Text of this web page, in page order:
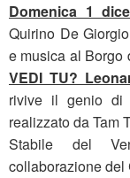
Domenica 1
Quirino De
e musica al Borgo
VEDI TU?
rivive il genio di
realizzato da Tam
Stabile del
collaborazione